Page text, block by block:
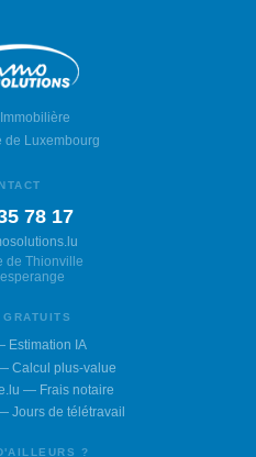
de Luxembourg
78 17
de Thionville
Estimation IA
Calcul plus-value
— Frais notaire
Jours de télétravail
?